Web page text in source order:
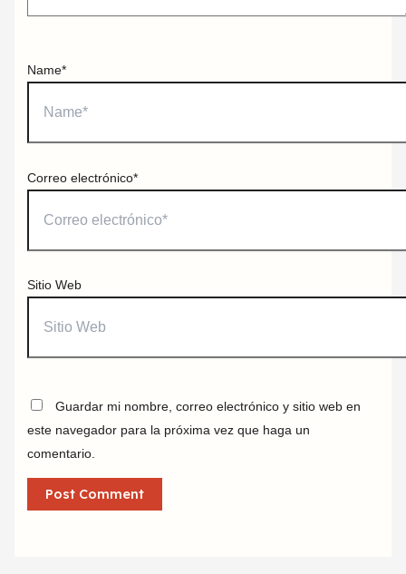
Name*
Correo electrónico*
Sitio Web
Guardar mi nombre, correo electrónico y sitio web en
este navegador para la próxima vez que haga un
comentario.